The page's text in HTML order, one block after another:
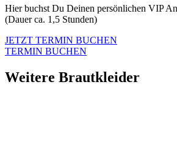
Hier buchst Du Deinen persönlichen VIP
(Dauer ca. 1,5 Stunden)
JETZT TERMIN BUCHEN
TERMIN BUCHEN
Weitere Brautkleider